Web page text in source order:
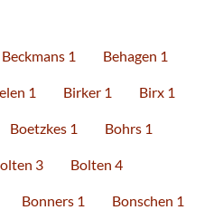
Beckmans 1 Behagen 1
1 Birker 1 Birx 1
Boetzkes 1 Bohrs 1
3 Bolten 4
Bonners 1 Bonschen 1